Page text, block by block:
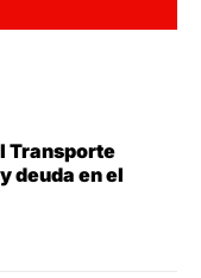
Transporte
deuda en el